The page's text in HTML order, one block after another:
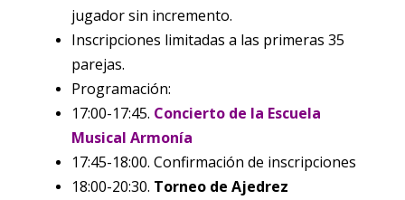
jugador sin incremento.
Inscripciones limitadas a las primeras 35
parejas.
Programación:
17:00-17:45. Concierto de la Escuela
Musical Armonía
17:45-18:00. Confirmación de inscripciones
18:00-20:30. Torneo de Ajedrez